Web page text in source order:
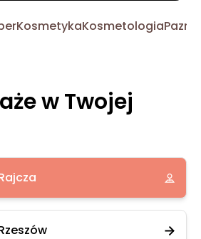
KosmetykaKosmetologia
w Twojej